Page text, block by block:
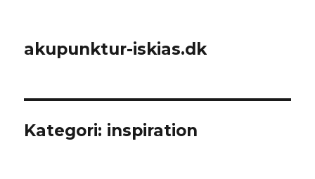
akupunktur-iskias.dk
Kategori: inspiration